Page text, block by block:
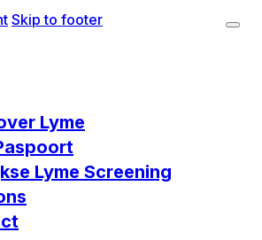
Skip to footer
Lyme
Lyme Screening